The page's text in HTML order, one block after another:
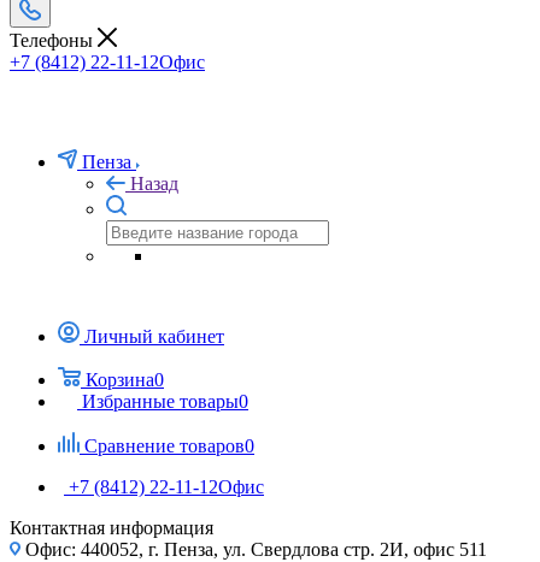
Телефоны
+7 (8412) 22-11-12Офис
Пенза
Назад
Личный кабинет
Корзина0
Избранные товары0
Сравнение товаров0
+7 (8412) 22-11-12Офис
Контактная информация
Офис: 440052, г. Пенза, ул. Свердлова стр. 2И, офис 511